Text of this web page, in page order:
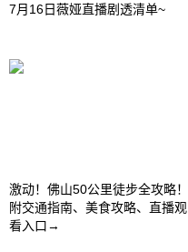
7月16日薇娅直播剧透清单~
激动！佛山50公里徒步全攻略！
附交通指南、美食攻略、直播观
看入口→